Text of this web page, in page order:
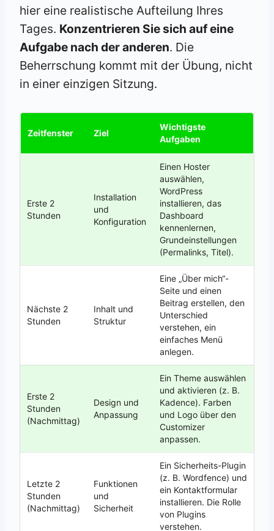
hier eine realistische Aufteilung Ihres
Tages. Konzentrieren Sie sich auf eine
Aufgabe nach der anderen. Die
Beherrschung kommt mit der Übung, nicht
in einer einzigen Sitzung.
Zeitfenster Ziel
Wichtigste
Aufgaben
Erste 2
Stunden
Installation
und
Konfiguration
Einen Hoster
auswählen,
WordPress
installieren, das
Dashboard
kennenlernen,
Grundeinstellungen
(Permalinks, Titel).
Nächste 2
Stunden
Inhalt und
Struktur
Eine „Über mich“-
Seite und einen
Beitrag erstellen, den
Unterschied
verstehen, ein
einfaches Menü
anlegen.
Erste 2
Stunden
(Nachmittag)
Design und
Anpassung
Ein Theme auswählen
und aktivieren (z. B.
Kadence). Farben
und Logo über den
Customizer
anpassen.
Letzte 2
Stunden
(Nachmittag)
Funktionen
und
Sicherheit
Ein Sicherheits-Plugin
(z. B. Wordfence) und
ein Kontaktformular
installieren. Die Rolle
von Plugins
verstehen.